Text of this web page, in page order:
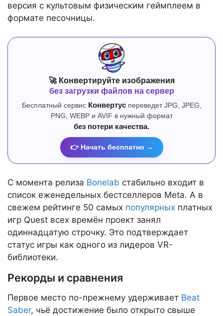
версия с культовым физическим геймплеем в
формате песочницы.
🚀 Конвертируйте изображения
без загрузки файлов на сервер
Бесплатный сервис Конвертуспереведет JPG, JPEG,
PNG, WEBP и AVIF в нужный формат
без потери качества.
👉 Начать бесплатно →
С момента релиза Bonelab стабильно входит в
список еженедельных бестселлеров Meta. А в
свежем рейтинге 50 самых популярных платных
игр Quest всех времён проект занял
одиннадцатую строчку. Это подтверждает
статус игры как одного из лидеров VR-
библиотеки.
Рекорды и сравнения
Первое место по-прежнему удерживает Beat
Saber, чьё достижение было открыто свыше